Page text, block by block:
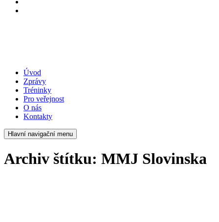
Úvod
Zprávy
Tréninky
Pro veřejnost
O nás
Kontakty
Hlavní navigační menu
Archiv štítku: MMJ Slovinska